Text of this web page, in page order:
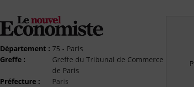
Département : 75 - Paris
Greffe :
Greffe du Tribunal de Commerce
de Paris
Préfecture :
Paris